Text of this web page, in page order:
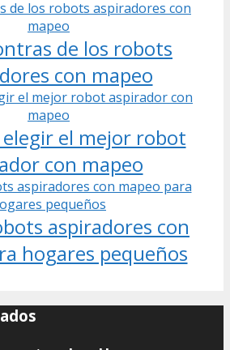
de los robots
con mapeo
el mejor robot
con mapeo
aspiradores con
hogares pequeños